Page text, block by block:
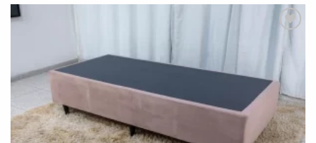
à lista de
desejos"